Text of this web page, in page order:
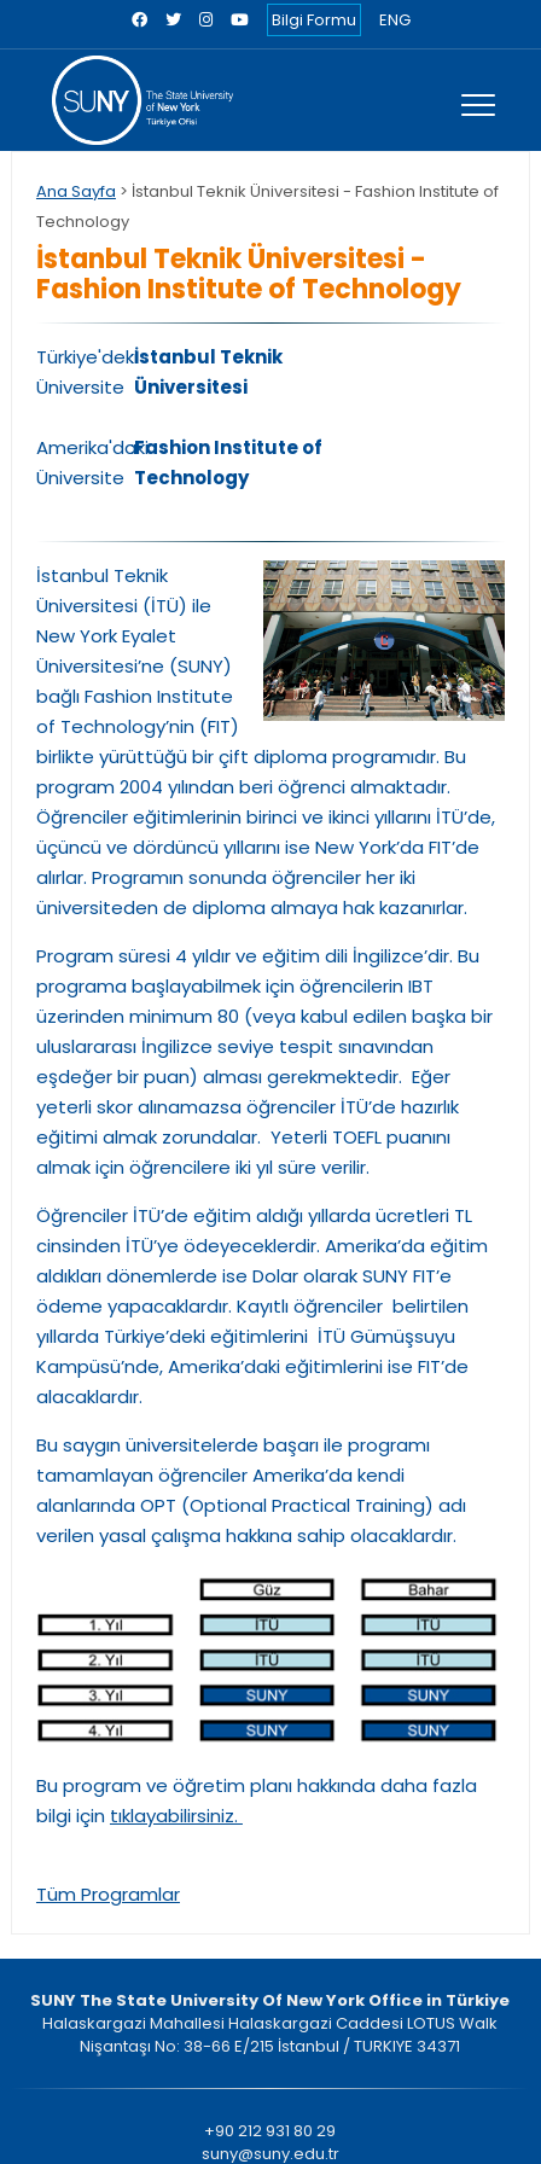
Bilgi Formu ENG
Ana Sayfa > İstanbul Teknik Üniversitesi - Fashion Institute of
Technology
İstanbul Teknik Üniversitesi -
Fashion Institute of Technology
Türkiye'deki
Üniversite
:İstanbul Teknik
Üniversitesi
Amerika'daki
Üniversite
:Fashion Institute of
Technology
İstanbul Teknik
Üniversitesi (İTÜ) ile
New York Eyalet
Üniversitesi’ne (SUNY)
bağlı Fashion Institute
of Technology’nin (FIT)
birlikte yürüttüğü bir çift diploma programıdır. Bu
program 2004 yılından beri öğrenci almaktadır.
Öğrenciler eğitimlerinin birinci ve ikinci yıllarını İTÜ’de,
üçüncü ve dördüncü yıllarını ise New York’da FIT’de
alırlar. Programın sonunda öğrenciler her iki
üniversiteden de diploma almaya hak kazanırlar.
Program süresi 4 yıldır ve eğitim dili İngilizce’dir. Bu
programa başlayabilmek için öğrencilerin IBT
üzerinden minimum 80 (veya kabul edilen başka bir
uluslararası İngilizce seviye tespit sınavından
eşdeğer bir puan) alması gerekmektedir. Eğer
yeterli skor alınamazsa öğrenciler İTÜ’de hazırlık
eğitimi almak zorundalar. Yeterli TOEFL puanını
almak için öğrencilere iki yıl süre verilir.
Öğrenciler İTÜ’de eğitim aldığı yıllarda ücretleri TL
cinsinden İTÜ’ye ödeyeceklerdir. Amerika’da eğitim
aldıkları dönemlerde ise Dolar olarak SUNY FIT’e
ödeme yapacaklardır. Kayıtlı öğrenciler belirtilen
yıllarda Türkiye’deki eğitimlerini İTÜ Gümüşsuyu
Kampüsü’nde, Amerika’daki eğitimlerini ise FIT’de
alacaklardır.
Bu saygın üniversitelerde başarı ile programı
tamamlayan öğrenciler Amerika’da kendi
alanlarında OPT (Optional Practical Training) adı
verilen yasal çalışma hakkına sahip olacaklardır.
Bu program ve öğretim planı hakkında daha fazla
bilgi için tıklayabilirsiniz.
Tüm Programlar
SUNY The State University Of New York Office in Türkiye
Halaskargazi Mahallesi Halaskargazi Caddesi LOTUS Walk
Nişantaşı No: 38-66 E/215 İstanbul / TURKIYE 34371
+90 212 931 80 29
suny@suny.edu.tr